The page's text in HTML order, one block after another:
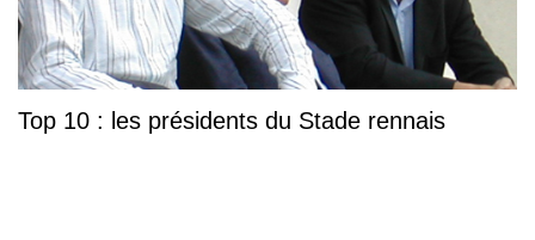
Top 10 : les présidents du Stade rennais